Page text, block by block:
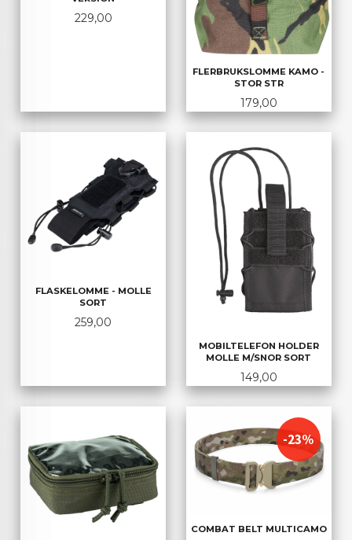
Pris
229,00
FLERBRUKSLOMME KAMO -
STOR STR
Pris
179,00
FLASKELOMME - MOLLE
SORT
Pris
259,00
MOBILTELEFON HOLDER
MOLLE M/SNOR SORT
Pris
149,00
COMBAT BELT MULTICAMO
-23%